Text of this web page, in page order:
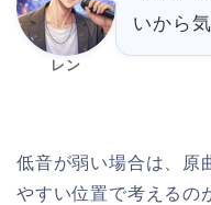
レン
いから
低音が弱い場合は、原
やすい位置で考えるの